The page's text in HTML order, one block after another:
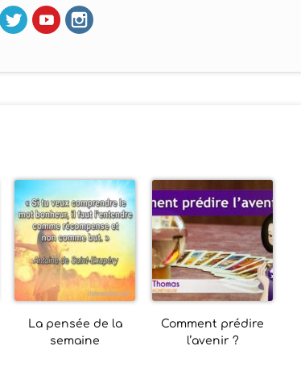
La pensée de la
semaine
Comment prédire
l’avenir ?